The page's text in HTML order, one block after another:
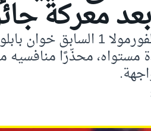
معركة
يعتقد سائق الفورمولا 1
مستواه، محذّرًا منافسيه